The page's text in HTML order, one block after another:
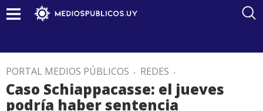
PORTAL MEDIOS PÚBLICOS . REDES .
Caso Schiappacasse: el jueves
podría haber sentencia